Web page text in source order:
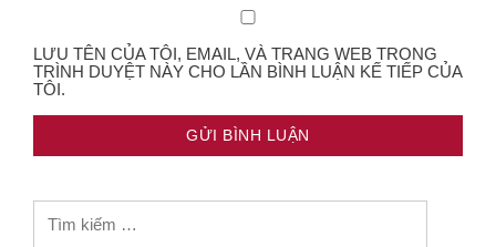
LƯU TÊN CỦA TÔI, EMAIL, VÀ TRANG WEB TRONG
TRÌNH DUYỆT NÀY CHO LẦN BÌNH LUẬN KẾ TIẾP CỦA
TÔI.